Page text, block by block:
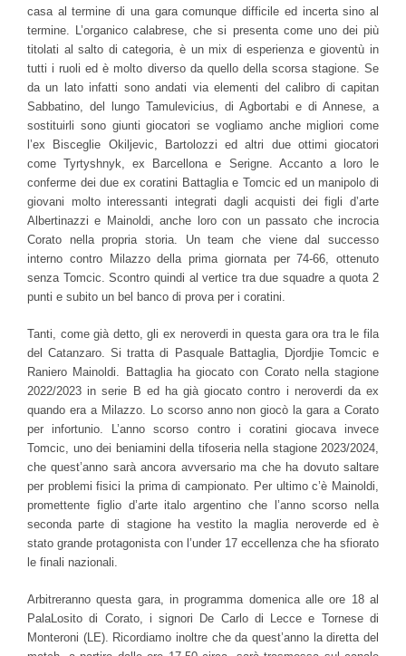
casa al termine di una gara comunque difficile ed incerta sino al
termine. L’organico calabrese, che si presenta come uno dei più
titolati al salto di categoria, è un mix di esperienza e gioventù in
tutti i ruoli ed è molto diverso da quello della scorsa stagione. Se
da un lato infatti sono andati via elementi del calibro di capitan
Sabbatino, del lungo Tamulevicius, di Agbortabi e di Annese, a
sostituirli sono giunti giocatori se vogliamo anche migliori come
l’ex Bisceglie Okiljevic, Bartolozzi ed altri due ottimi giocatori
come Tyrtyshnyk, ex Barcellona e Serigne. Accanto a loro le
conferme dei due ex coratini Battaglia e Tomcic ed un manipolo di
giovani molto interessanti integrati dagli acquisti dei figli d’arte
Albertinazzi e Mainoldi, anche loro con un passato che incrocia
Corato nella propria storia. Un team che viene dal successo
interno contro Milazzo della prima giornata per 74-66, ottenuto
senza Tomcic. Scontro quindi al vertice tra due squadre a quota 2
punti e subito un bel banco di prova per i coratini.
Tanti, come già detto, gli ex neroverdi in questa gara ora tra le fila
del Catanzaro. Si tratta di Pasquale Battaglia, Djordjie Tomcic e
Raniero Mainoldi. Battaglia ha giocato con Corato nella stagione
2022/2023 in serie B ed ha già giocato contro i neroverdi da ex
quando era a Milazzo. Lo scorso anno non giocò la gara a Corato
per infortunio. L’anno scorso contro i coratini giocava invece
Tomcic, uno dei beniamini della tifoseria nella stagione 2023/2024,
che quest’anno sarà ancora avversario ma che ha dovuto saltare
per problemi fisici la prima di campionato. Per ultimo c’è Mainoldi,
promettente figlio d’arte italo argentino che l’anno scorso nella
seconda parte di stagione ha vestito la maglia neroverde ed è
stato grande protagonista con l’under 17 eccellenza che ha sfiorato
le finali nazionali.
Arbitreranno questa gara, in programma domenica alle ore 18 al
PalaLosito di Corato, i signori De Carlo di Lecce e Tornese di
Monteroni (LE). Ricordiamo inoltre che da quest’anno la diretta del